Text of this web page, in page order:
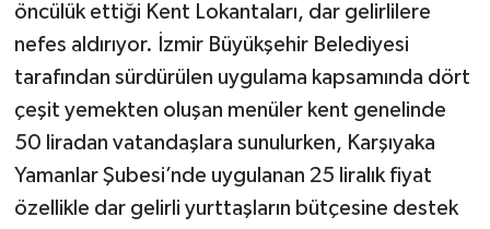
öncülük ettiği Kent Lokantaları, dar gelirlilere
nefes aldırıyor. İzmir Büyükşehir Belediyesi
tarafından sürdürülen uygulama kapsamında dört
çeşit yemekten oluşan menüler kent genelinde
50 liradan vatandaşlara sunulurken, Karşıyaka
Yamanlar Şubesi’nde uygulanan 25 liralık fiyat
özellikle dar gelirli yurttaşların bütçesine destek